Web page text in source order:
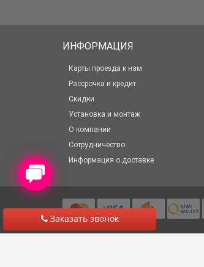
Заказать звонок
ИНФОРМАЦИЯ
Карты проезда к нам
Рассрочка и кредит
Скидки
Установка и монтаж
О компании
Сотрудничество
Информация о доставке